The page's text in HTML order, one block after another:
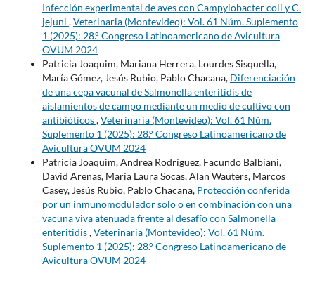
Infección experimental de aves con Campylobacter coli y C.
jejuni ,Veterinaria (Montevideo): Vol. 61 Núm. Suplemento
1 (2025): 28.° Congreso Latinoamericano de Avicultura
OVUM 2024
Patricia Joaquim, Mariana Herrera, Lourdes Sisquella,
María Gómez, Jesús Rubio, Pablo Chacana, Diferenciación
de una cepa vacunal de Salmonella enteritidis de
aislamientos de campo mediante un medio de cultivo con
antibióticos,Veterinaria (Montevideo): Vol. 61 Núm.
Suplemento 1 (2025): 28.° Congreso Latinoamericano de
Avicultura OVUM 2024
Patricia Joaquim, Andrea Rodríguez, Facundo Balbiani,
David Arenas, María Laura Socas, Alan Wauters, Marcos
Casey, Jesús Rubio, Pablo Chacana, Protección conferida
por un inmunomodulador solo o en combinación con una
vacuna viva atenuada frente al desafío con Salmonella
enteritidis,Veterinaria (Montevideo): Vol. 61 Núm.
Suplemento 1 (2025): 28.° Congreso Latinoamericano de
Avicultura OVUM 2024